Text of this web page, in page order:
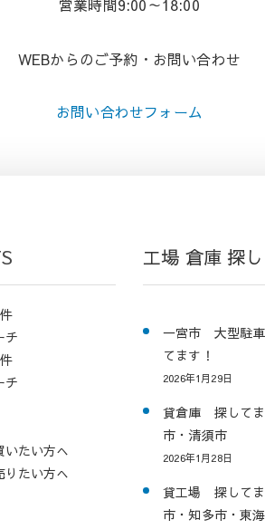
営業時間9:00～18:00
WEBからのご予約・お問い合わせ
お問い合わせフォーム
チ
チ
いたい方へ
りたい方へ
工場 倉庫 探
一宮市 大型駐
てます！
2026年1月29日
貸倉庫 探して
市・清須市
2026年1月28日
貸工場 探して
市・知多市・東